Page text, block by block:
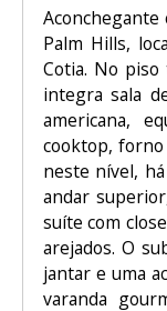
Aconchegante
Palm Hills,
Cotia. No
integra sala
americana,
cooktop, forno
neste nível,
andar
suíte com
arejados. O
jantar e uma
varanda